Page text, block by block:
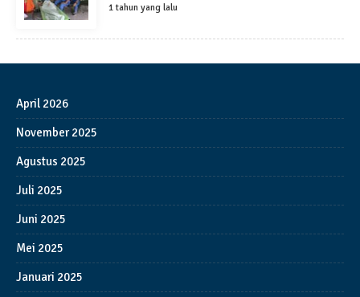
1 tahun yang lalu
April 2026
November 2025
Agustus 2025
Juli 2025
Juni 2025
Mei 2025
Januari 2025